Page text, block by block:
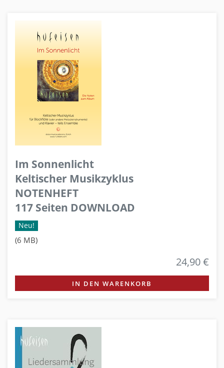
Im Sonnenlicht
Keltischer Musikzyklus
NOTENHEFT
117 Seiten DOWNLOAD
Neu!
(6 MB)
24,90 €
IN DEN WARENKORB